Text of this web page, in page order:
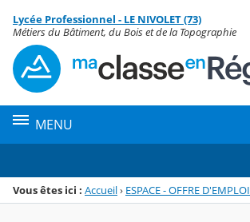
Menu de la rubrique
Contenu
Lycée Professionnel - LE NIVOLET (73)
Métiers du Bâtiment, du Bois et de la Topographie
MENU
Vous êtes ici : Accueil› ESPACE - OFFRE D'EMPLOI